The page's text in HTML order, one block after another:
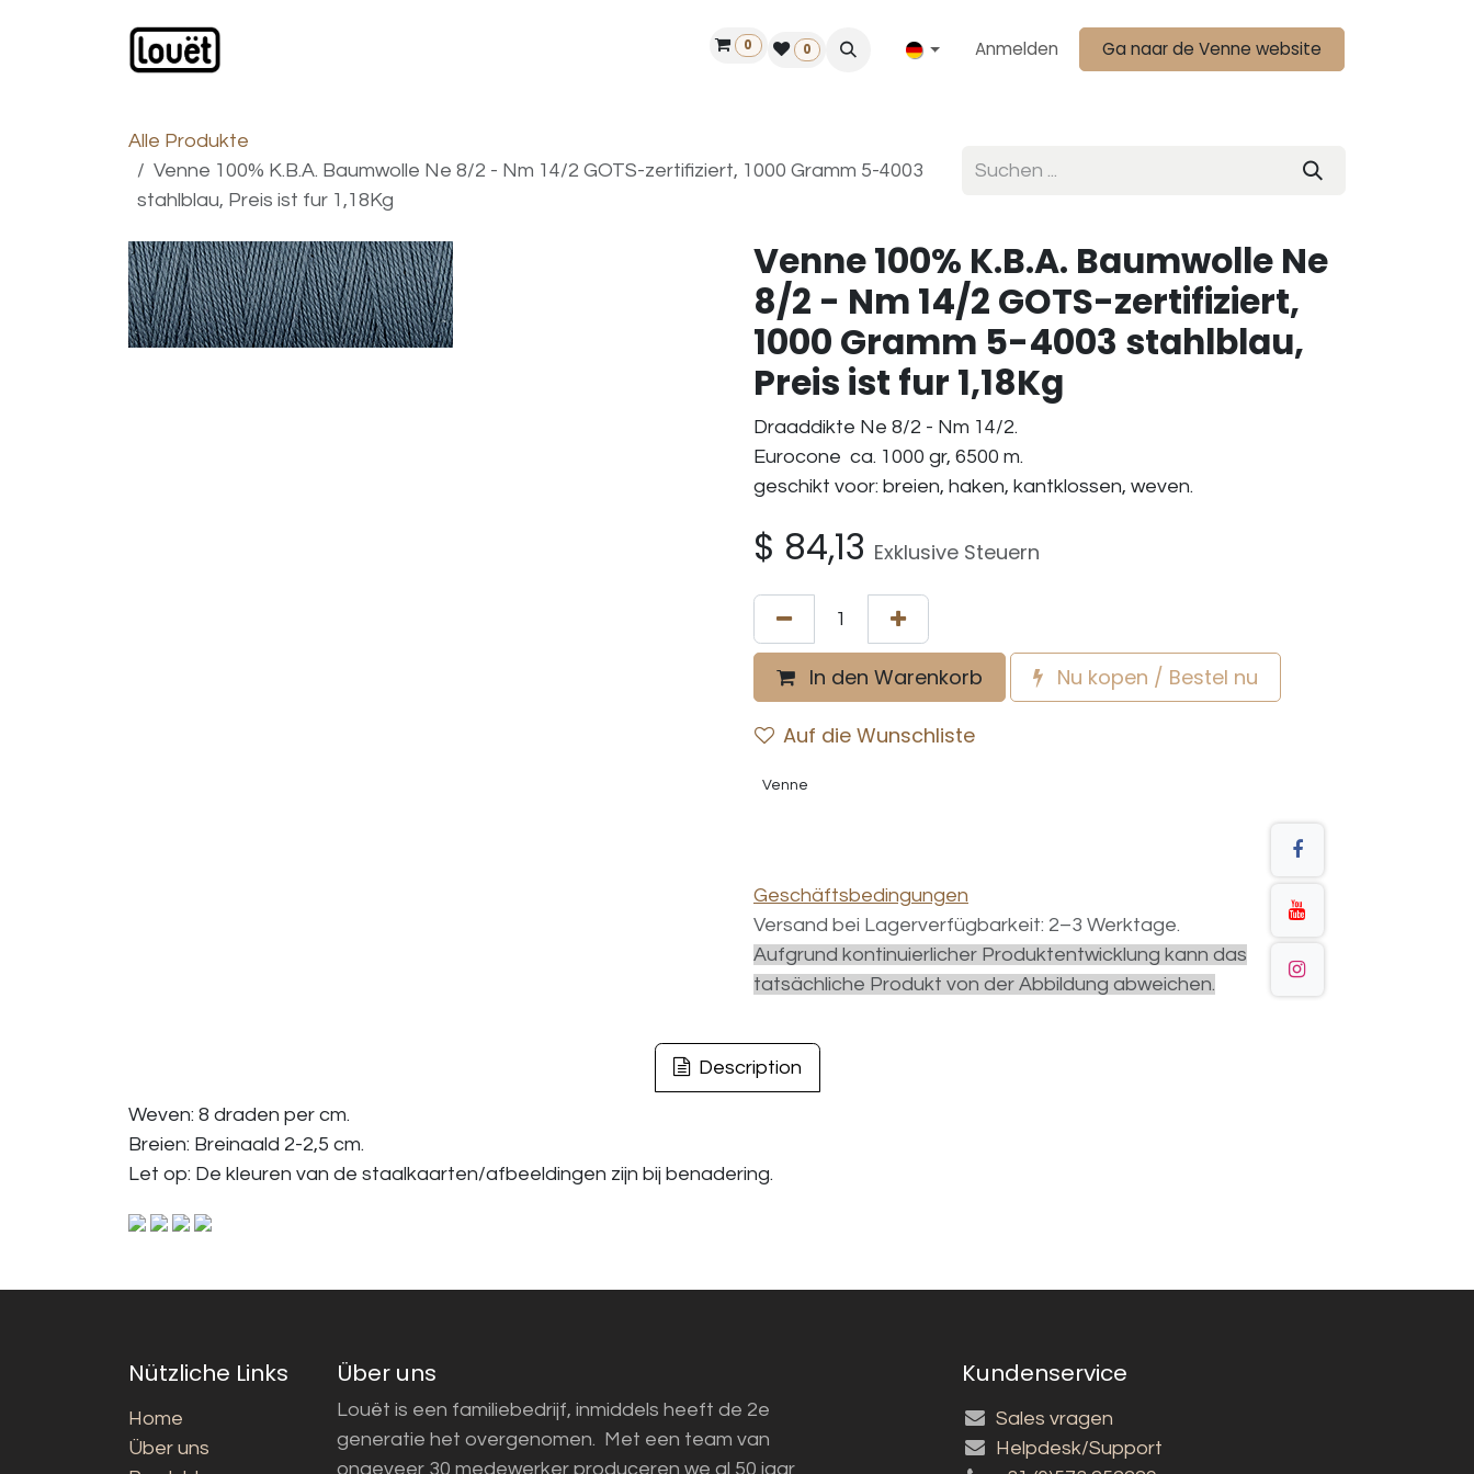
Finde einen Händler
0 0 Anmelden Ga naar de Venne website
Alle Produkte
Venne 100% K.B.A. Baumwolle Ne 8/2 - Nm 14/2 GOTS-zertifiziert, 1000 Gramm 5-4003
stahlblau, Preis ist fur 1,18Kg
Venne 100% K.B.A. Baumwolle Ne
8/2 - Nm 14/2 GOTS-zertifiziert,
1000 Gramm 5-4003 stahlblau,
Preis ist fur 1,18Kg
Draaddikte Ne 8/2 - Nm 14/2.
Eurocone ca. 1000 gr, 6500 m.
geschikt voor: breien, haken, kantklossen, weven.
$ 84,13 Exklusive Steuern
In den Warenkorb Nu kopen / Bestel nu
Auf die Wunschliste
Venne
Geschäftsbedingungen
Versand bei Lagerverfügbarkeit: 2–3 Werktage.
Aufgrund kontinuierlicher Produktentwicklung kann das
tatsächliche Produkt von der Abbildung abweichen.
Description
Weven: 8 draden per cm.
Breien: Breinaald 2-2,5 cm.
Let op: De kleuren van de staalkaarten/afbeeldingen zijn bij benadering.
Nützliche Links
Home
Über uns
Über uns
Louët is een familiebedrijf, inmiddels heeft de 2e
generatie het overgenomen. Met een team van
ongeveer 30 medewerker produceren we al 50 jaar
Kundenservice
Sales vragen
Helpdesk/Support